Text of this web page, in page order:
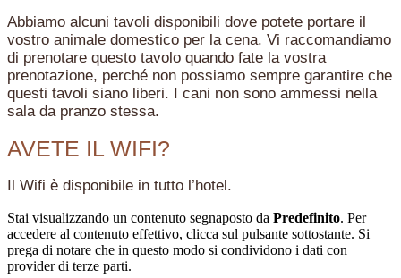
Abbiamo alcuni tavoli disponibili dove potete portare il
vostro animale domestico per la cena. Vi raccomandiamo
di prenotare questo tavolo quando fate la vostra
prenotazione, perché non possiamo sempre garantire che
questi tavoli siano liberi. I cani non sono ammessi nella
sala da pranzo stessa.
AVETE IL WIFI?
Il Wifi è disponibile in tutto l’hotel.
Stai visualizzando un contenuto segnaposto da Predefinito. Per
accedere al contenuto effettivo, clicca sul pulsante sottostante. Si
prega di notare che in questo modo si condividono i dati con
provider di terze parti.